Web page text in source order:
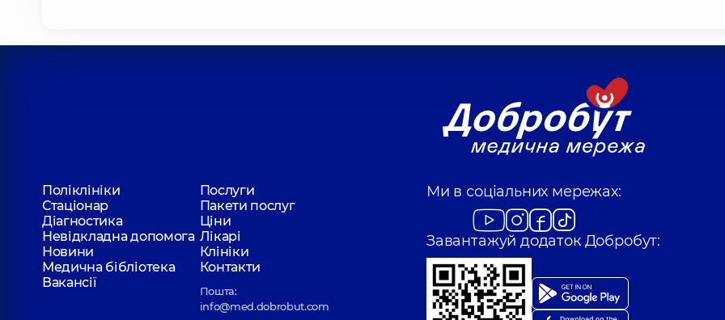
Поліклініки
Послуги
Стаціонар
Пакети послуг
Діагностика
Ціни
Невідкладна допомога Лікарі
Новини
Клініки
Медична бібліотека
Контакти
Вакансії
Пошта:
info@med.dobrobut.com
Ми в соціальних мережах:
Завантажуй додаток Добробут: